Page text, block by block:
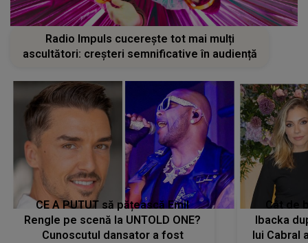
Radio Impuls cucerește tot mai mulți
ascultători: creșteri semnificative în audiență
CE A PUTUT să pățească Emil
Rengle pe scenă la UNTOLD ONE?
Cunoscutul dansator a fost
Cât de
Ibacka
lui Cabral